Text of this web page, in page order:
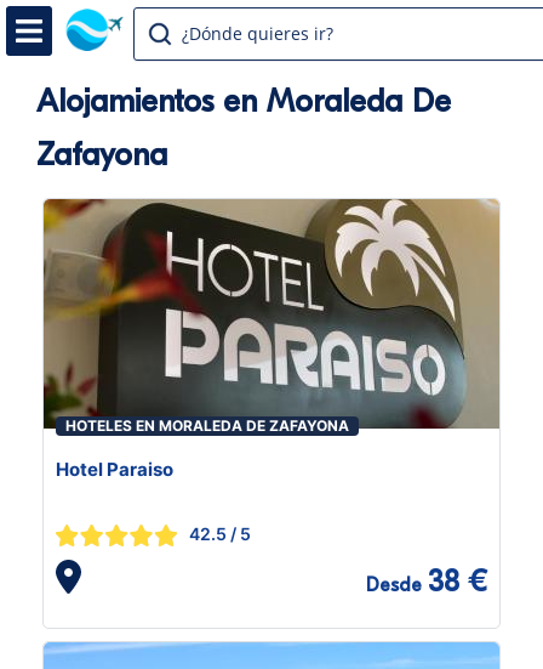
¿Dónde quieres ir?
Alojamientos en Moraleda De
Zafayona
HOTELES EN MORALEDA DE ZAFAYONA
Hotel Paraiso
42.5 / 5
Desde 38 €